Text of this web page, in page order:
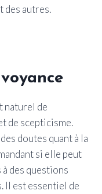
des autres.
naturel de
de scepticisme.
doutes quant à la
si elle peut
des questions
Il est essentiel de